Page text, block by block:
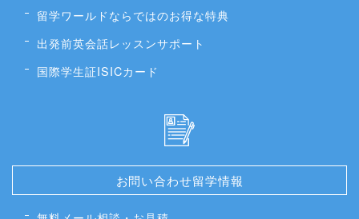
留学ワールドならではのお得な特典
出発前英会話レッスンサポート
国際学生証ISICカード
お問い合わせ留学情報